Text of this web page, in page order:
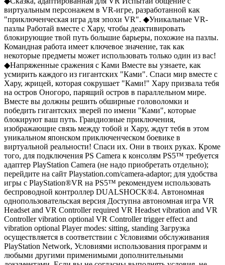
виртуальным персонажем в VR-игре, разработанной как
"приключенческая игра для эпохи VR". ◆Уникальные VR-
пазлы Работай вместе с Хару, чтобы деактивировать
блокирующие твой путь большие барьеры, похожие на пазлы.
Командная работа имеет ключевое значение, так как
некоторые предметы может использовать только один из вас!
◆Напряженные сражения с Ками Вместе вы узнаете, как
усмирить каждого из гигантских "Ками". Спаси мир вместе с
Хару, жрицей, которая сокрушает "Ками!" Хару призвала тебя
на остров Оногоро, парящий остров в параллельном мире.
Вместе вы должны решить обширные головоломки и
победить гигантских зверей по имени "Ками", которые
блокируют ваш путь. Грандиозные приключения,
изображающие связь между тобой и Хару, ждут тебя в этом
уникальном японском приключенческом боевике в
виртуальной реальности! Спаси их. Они в твоих руках. Кроме
того, для подключения PS Camera к консолям PS5™ требуется
адаптер PlayStation Camera (не надо приобретать отдельно);
перейдите на сайт Playstation.com/camera-adaptor; для удобства
игры с PlayStation®VR на PS5™ рекомендуем использовать
беспроводной контроллер DUALSHOCK®4. Автономная
однопользовательская версия Доступна автономная игра VR
Headset and VR Controller required VR Headset vibration and VR
Controller vibration optional VR Controller trigger effect and
vibration optional Player modes: sitting, standing Загрузка
осуществляется в соответствии с Условиями обслуживания
PlayStation Network, Условиями использования программ и
любыми другими применимыми дополнительными